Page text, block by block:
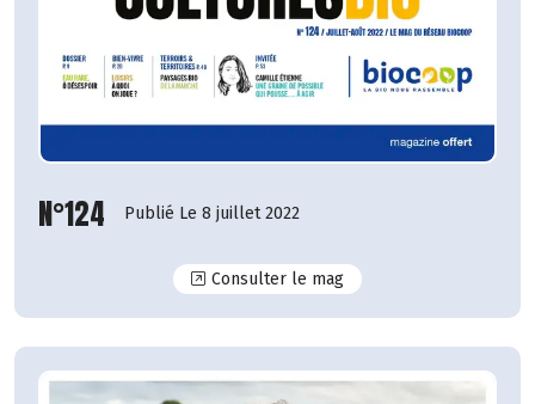
N°124 Publié Le 8 juillet 2022
Consulter le magN°124